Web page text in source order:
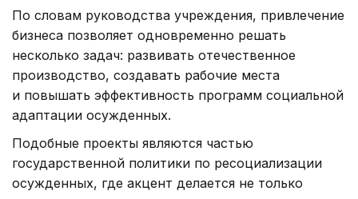
По словам руководства учреждения, привлечение
бизнеса позволяет одновременно решать
несколько задач: развивать отечественное
производство, создавать рабочие места
и повышать эффективность программ социальной
адаптации осужденных.
Подобные проекты являются частью
государственной политики по ресоциализации
осужденных, где акцент делается не только